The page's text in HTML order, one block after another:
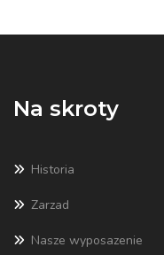
Na skroty
Historia
Zarzad
Nasze wyposazenie